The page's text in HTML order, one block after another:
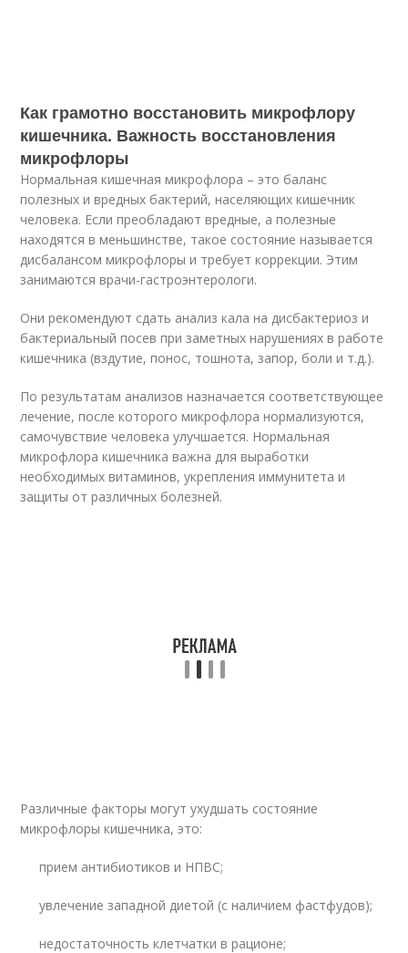
Как грамотно восстановить микрофлору
кишечника. Важность восстановления
микрофлоры
Нормальная кишечная микрофлора – это баланс
полезных и вредных бактерий, населяющих кишечник
человека. Если преобладают вредные, а полезные
находятся в меньшинстве, такое состояние называется
дисбалансом микрофлоры и требует коррекции. Этим
занимаются врачи-гастроэнтерологи.
Они рекомендуют сдать анализ кала на дисбактериоз и
бактериальный посев при заметных нарушениях в работе
кишечника (вздутие, понос, тошнота, запор, боли и т.д.).
По результатам анализов назначается соответствующее
лечение, после которого микрофлора нормализуются,
самочувствие человека улучшается. Нормальная
микрофлора кишечника важна для выработки
необходимых витаминов, укрепления иммунитета и
защиты от различных болезней.
Различные факторы могут ухудшать состояние
микрофлоры кишечника, это:
прием антибиотиков и НПВС;
увлечение западной диетой (с наличием фастфудов);
недостаточность клетчатки в рационе;